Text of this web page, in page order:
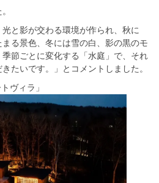
光と影が交わる環境が作られ、秋に
る景色、冬には雪の白、影の黒のモ
節ごとに変化する「水庭」で、それ
たいです。」とコメントしました。
ヴィラ」